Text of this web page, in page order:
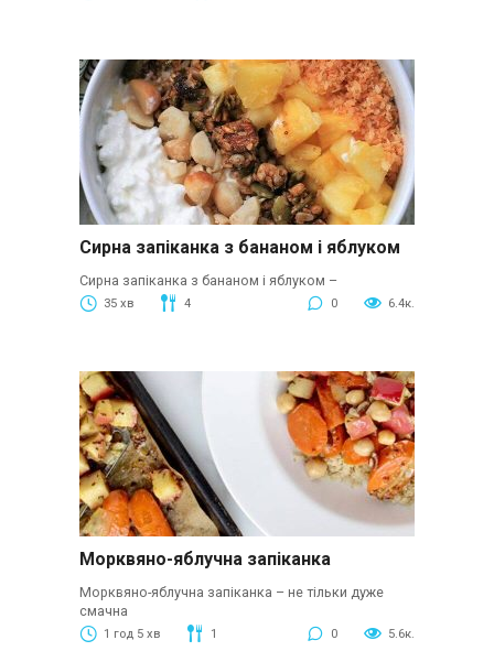
Сирна запіканка з бананом і яблуком
Сирна запіканка з бананом і яблуком –
35 хв 4 0 6.4к.
Морквяно-яблучна запіканка
Морквяно-яблучна запіканка – не тільки дуже
смачна
1 год 5 хв 1 0 5.6к.